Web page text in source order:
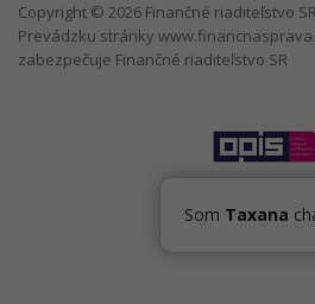
Copyright © 2026 Finančné riaditeľstvo SR
Prevádzku stránky
zabezpečuje Finančné riaditeľstvo SR
Som Taxana